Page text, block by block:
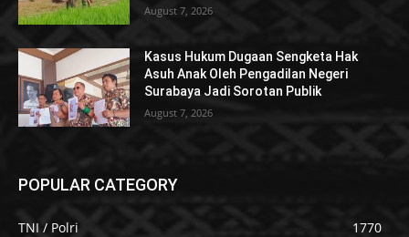
August 7, 2026
Kasus Hukum Dugaan Sengketa Hak
Asuh Anak Oleh Pengadilan Negeri
Surabaya Jadi Sorotan Publik
August 7, 2026
POPULAR CATEGORY
TNI / Polri
1770